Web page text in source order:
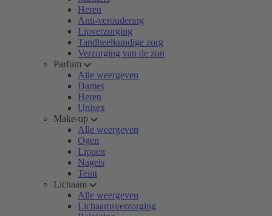
Heren
Anti-veroudering
Lipverzorging
Tandheelkundige zorg
Verzorging van de zon
Parfum
Alle weergeven
Dames
Heren
Unisex
Make-up
Alle weergeven
Ogen
Lippen
Nagels
Teint
Lichaam
Alle weergeven
Lichaamsverzorging